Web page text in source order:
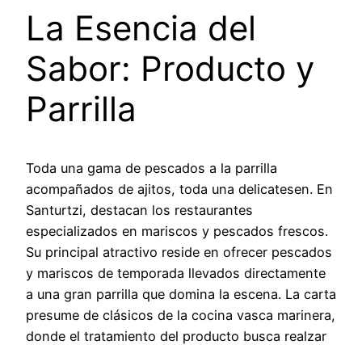
La Esencia del
Sabor: Producto y
Parrilla
Toda una gama de pescados a la parrilla
acompañados de ajitos, toda una delicatesen. En
Santurtzi, destacan los restaurantes
especializados en mariscos y pescados frescos.
Su principal atractivo reside en ofrecer pescados
y mariscos de temporada llevados directamente
a una gran parrilla que domina la escena. La carta
presume de clásicos de la cocina vasca marinera,
donde el tratamiento del producto busca realzar